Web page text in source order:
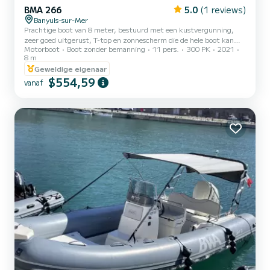
BMA 266 5.0 (1 reviews)
Banyuls-sur-Mer
Prachtige boot van 8 meter, bestuurd met een kustvergunning,
zeer goed uitgerust, T-top en zonnescherm die de hele boot kan
bedekken, groot ligweide aan de voorkant, tafels aan de voor- en
achterkant, extra lange achterdekken, douche, koeler, hij
ontwikkelt een kracht van 300 pk en kan comfortabel tot 11
personen vervoeren. Ideaal voor een dag met familie of vrienden. Je
kunt een boei of een kielzog slepen voor gegarandeerde
Motorboot Boot zonder bemanning 11 pers. 300 PK
2021
8 m
Geweldige eigenaar
vanaf $554,59